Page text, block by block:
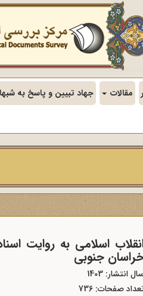
مقالات جهاد تبیین و پاسخ به
اسلامی به روایت
جنوبی
سال انتشار: 1403
صفحات: 736